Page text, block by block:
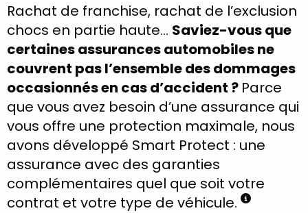
Rachat de franchise, rachat de l’exclusion
chocs en partie haute… Saviez-vous que
certaines assurances automobiles ne
couvrent pas l’ensemble des dommages
occasionnés en cas d’accident ? Parce
que vous avez besoin d’une assurance qui
vous offre une protection maximale, nous
avons développé Smart Protect : une
assurance avec des garanties
complémentaires quel que soit votre
contrat et votre type de véhicule.